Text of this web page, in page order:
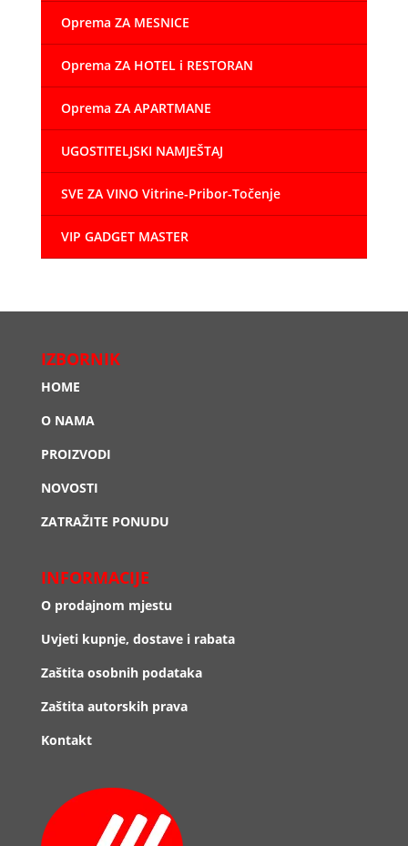
Oprema ZA MESNICE
Oprema ZA HOTEL i RESTORAN
Oprema ZA APARTMANE
UGOSTITELJSKI NAMJEŠTAJ
SVE ZA VINO Vitrine-Pribor-Točenje
VIP GADGET MASTER
IZBORNIK
HOME
O NAMA
PROIZVODI
NOVOSTI
ZATRAŽITE PONUDU
INFORMACIJE
O prodajnom mjestu
Uvjeti kupnje, dostave i rabata
Zaštita osobnih podataka
Zaštita autorskih prava
Kontakt